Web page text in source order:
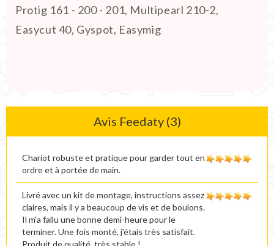
Protig 161 - 200 - 201, Multipearl 210-2,
Easycut 40, Gyspot, Easymig
Avis Feedaty (3)
Chariot robuste et pratique pour garder tout en
ordre et à portée de main.
Livré avec un kit de montage, instructions assez
claires, mais il y a beaucoup de vis et de boulons.
Il m'a fallu une bonne demi-heure pour le
terminer. Une fois monté, j'étais très satisfait.
Produit de qualité, très stable !